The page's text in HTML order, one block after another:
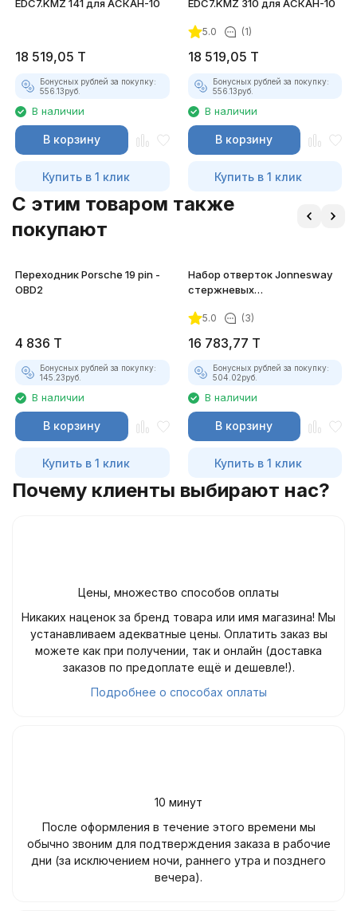
EDC7.KMZ 141 для АСКАН-10
18 519,05 T
Бонусных рублей за покупку:
556.13руб.
В наличии
В корзину
Купить в 1 клик
EDC7.KMZ 310 для АСКАН-10
5.0 (1)
18 519,05 T
Бонусных рублей за покупку:
556.13руб.
В наличии
В корзину
Купить в 1 клик
C этим товаром также
покупают
Переходник Porsche 19 pin -
OBD2
4 836 T
Бонусных рублей за покупку:
145.23руб.
В наличии
В корзину
Купить в 1 клик
Набор отверток Jonnesway
стержневых
предметов
5.0 (3)
16 783,77 T
Бонусных рублей за покупку:
504.02руб.
В наличии
В корзину
Купить в 1 клик
Почему клиенты выбирают нас?
Цены, множество способов оплаты
Никаких наценок за бренд товара или имя магазина! Мы
устанавливаем адекватные цены. Оплатить заказ вы
можете как при получении, так и онлайн (доставка
заказов по предоплате ещё и дешевле!).
Подробнее о способах оплаты
10 минут
После оформления в течение этого времени мы
обычно звоним для подтверждения заказа в рабочие
дни (за исключением ночи, раннего утра и позднего
вечера).